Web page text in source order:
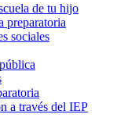
de tu hijo
preparatoria
sociales
a través del IEP